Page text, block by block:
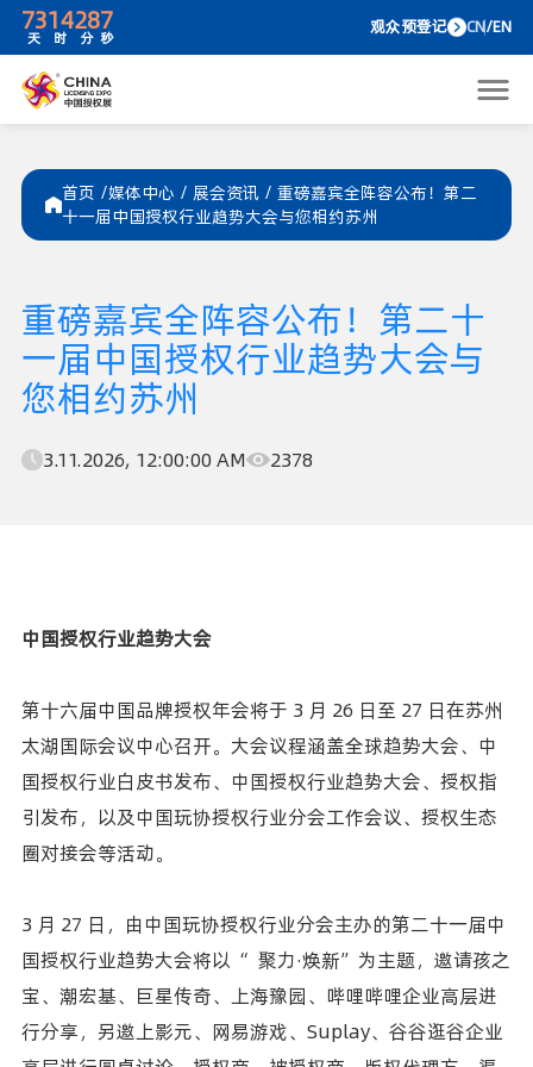
73
天
14
时
28
分
观众预
首页 /媒体中心 / 展会资讯 / 重磅嘉宾全阵容公布！第二
十一届中国授权行业趋势大会与您相约苏州
重磅嘉宾全阵容公布！第二十
一届中国授权行业趋势大会与
您相约苏州
3.11.2026, 12:00:00 AM 2378
中国授权行业趋势大会
第十六届中国品牌授权年会将于 3 月 26 日至 27 日在苏州
太湖国际会议中心召开。大会议程涵盖全球趋势大会、中
国授权行业白皮书发布、中国授权行业趋势大会、授权指
引发布，以及中国玩协授权行业分会工作会议、授权生态
圈对接会等活动。
3 月 27 日，由中国玩协授权行业分会主办的第二十一届中
国授权行业趋势大会将以“ 聚力·焕新”为主题，邀请孩之
宝、潮宏基、巨星传奇、上海豫园、哔哩哔哩企业高层进
行分享，另邀上影元、网易游戏、Suplay、谷谷逛谷企业